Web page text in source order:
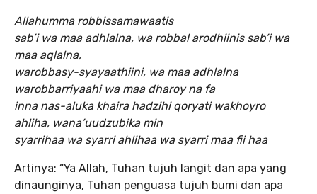
Allahumma robbissamawaatis
sab’i wa maa adhlalna, wa robbal arodhiinis sab’i wa
maa aqlalna,
warobbasy-syayaathiini, wa maa adhlalna
warobbarriyaahi wa maa dharoy na fa
inna nas-aluka khaira hadzihi qoryati wakhoyro
ahliha, wana’uudzubika min
syarrihaa wa syarri ahlihaa wa syarri maa fii haa
Artinya: “Ya Allah, Tuhan tujuh langit dan apa yang
dinaunginya, Tuhan penguasa tujuh bumi dan apa